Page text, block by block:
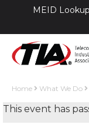
MEID Lookup
Home What We Do
This event has